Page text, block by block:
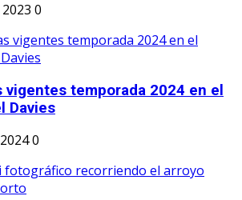
0
vigentes temporada 2024 en el
Davies
0